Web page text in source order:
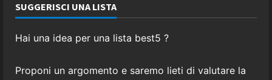
SUGGERISCI UNA LISTA
Hai una idea per una lista best5 ?
Proponi un argomento e saremo lieti di valutare la